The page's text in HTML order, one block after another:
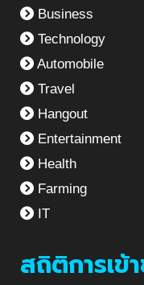
Business
Technology
Automobile
Travel
Hangout
Entertainment
Health
Farming
IT
สถิติการเข้